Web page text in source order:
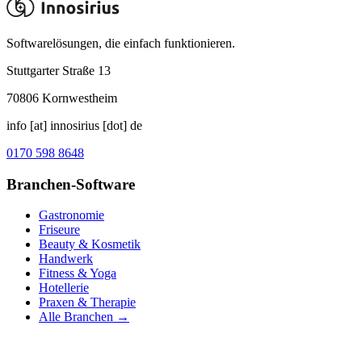
Softwarelösungen, die einfach funktionieren.
Stuttgarter Straße 13
70806 Kornwestheim
info [at] innosirius [dot] de
0170 598 8648
Branchen-Software
Gastronomie
Friseure
Beauty & Kosmetik
Handwerk
Fitness & Yoga
Hotellerie
Praxen & Therapie
Alle Branchen →